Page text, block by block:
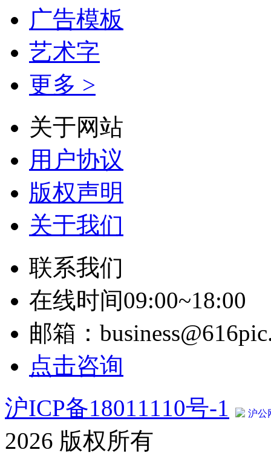
广告模板
艺术字
更多 >
关于网站
用户协议
版权声明
关于我们
联系我们
在线时间09:00~18:00
邮箱：
点击咨询
沪ICP备18011110号-1
沪公
2026 版权所有